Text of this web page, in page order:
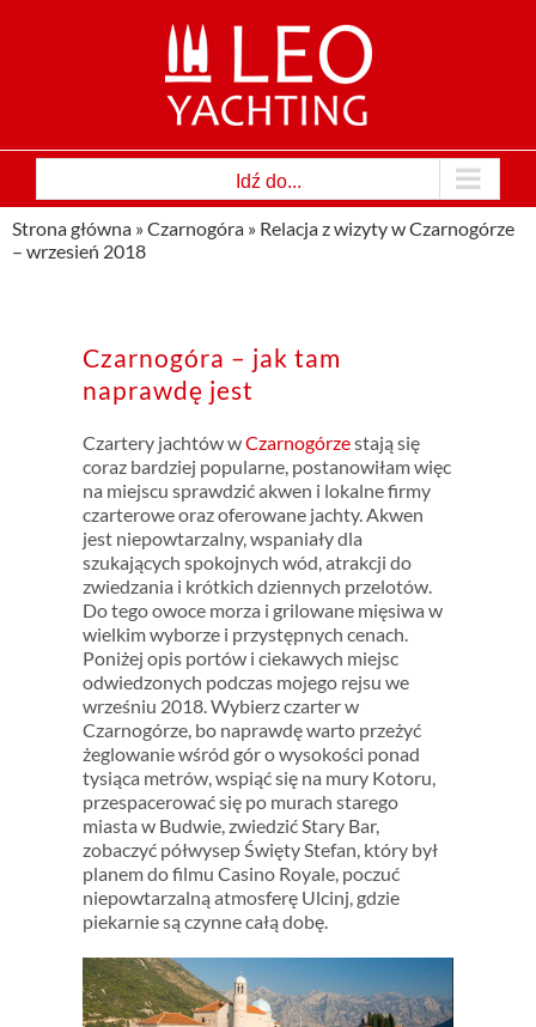
Idź do...
Strona główna »Czarnogóra » Relacja z wizyty w Czarnogórze
– wrzesień 2018
Czarnogóra – jak tam
naprawdę jest
Czartery jachtów wCzarnogórzestają się
coraz bardziej popularne, postanowiłam więc
na miejscu sprawdzić akwen i lokalne firmy
czarterowe oraz oferowane jachty. Akwen
jest niepowtarzalny, wspaniały dla
szukających spokojnych wód, atrakcji do
zwiedzania i krótkich dziennych przelotów.
Do tego owoce morza i grilowane mięsiwa w
wielkim wyborze i przystępnych cenach.
Poniżej opis portów i ciekawych miejsc
odwiedzonych podczas mojego rejsu we
wrześniu 2018. Wybierz czarter w
Czarnogórze, bo naprawdę warto przeżyć
żeglowanie wśród gór o wysokości ponad
tysiąca metrów, wspiąć się na mury Kotoru,
przespacerować się po murach starego
miasta w Budwie, zwiedzić Stary Bar,
zobaczyć półwysep Święty Stefan, który był
planem do filmu Casino Royale, poczuć
niepowtarzalną atmosferę Ulcinj, gdzie
piekarnie są czynne całą dobę.